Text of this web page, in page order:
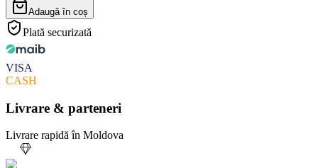
Adaugă în coș
Plată securizată
VISA
CASH
Livrare & parteneri
Livrare rapidă în Moldova